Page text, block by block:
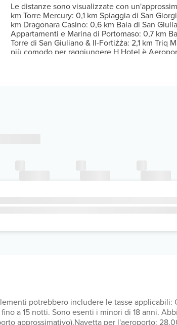
Le distanze sono visualizzate con
km Torre Mercury: 0,1 km Spiaggia di San
km Dragonara Casino: 0,6 km Baia di San
Appartamenti e Marina di Portomaso: 0,7 km
Torre di San Giuliano & Il-Fortiżża: 2,1 km Triq
più comodo per raggiungere H Hotel è
potrebbero includere le tasse applicabili:
di 18 anni. Abbiamo incluso tutti i costi che ci ha comunicato la struttura.
approssimativo).Navetta per l'aeroporto: